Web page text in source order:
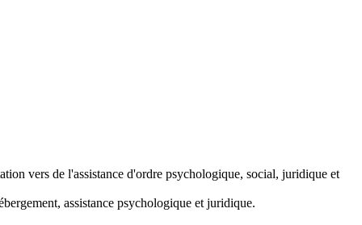
vers de l'assistance d'ordre psychologique, social, juridique et
assistance psychologique et juridique.